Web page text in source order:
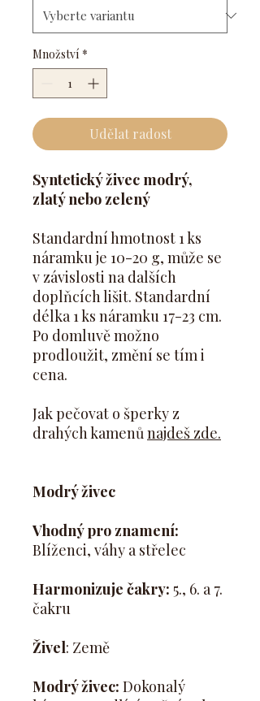
Množství *
Udělat radost
Syntetický živec modrý,
zlatý nebo zelený
Standardní hmotnost 1 ks
náramku je 10-20 g, může se
v závislosti na dalších
doplňcích lišit. Standardní
délka 1 ks náramku 17-23 cm.
Po domluvě možno
prodloužit, změní se tím i
cena.
Jak pečovat o šperky z
drahých kamenůnajdeš zde.
Modrý živec
Vhodný pro znamení:
Blíženci, váhy a střelec
Harmonizuje čakry: 5., 6. a 7.
čakru
Živel: Země
Modrý živec: Dokonalý